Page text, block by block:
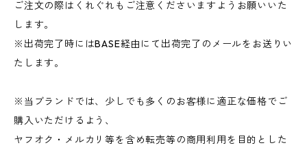
ご注文の際はくれぐれもご注意くださいますようお願いいた
します。
※出荷完了時にはBASE経由にて出荷完了のメールをお送りい
たします。
※当ブランドでは、少しでも多くのお客様に適正な価格でご
購入いただけるよう、
ヤフオク・メルカリ等を含め転売等の商用利用を目的とした